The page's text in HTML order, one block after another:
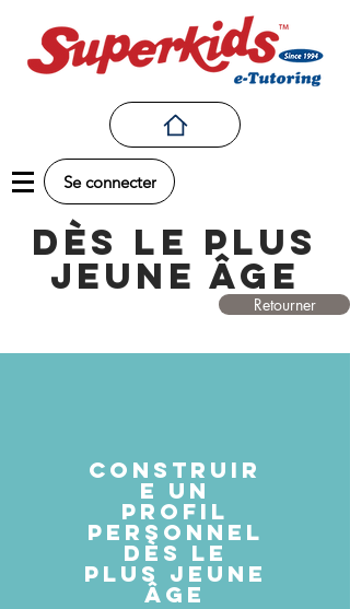
Se connecter
dès le plus
jeune âge
Retourner
Construir
e un
profil
personnel
dès le
plus jeune
âge